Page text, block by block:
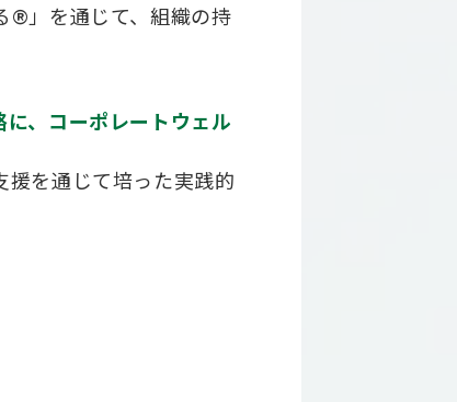
®」を通じて、組織の持
、コーポレートウェル
援を通じて培った実践的